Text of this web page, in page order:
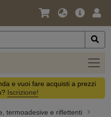
Lingua
Valuta
Offerta
e vuoi fare acquisti a prezzi
Iscrizione!
termoadesive e riflettenti